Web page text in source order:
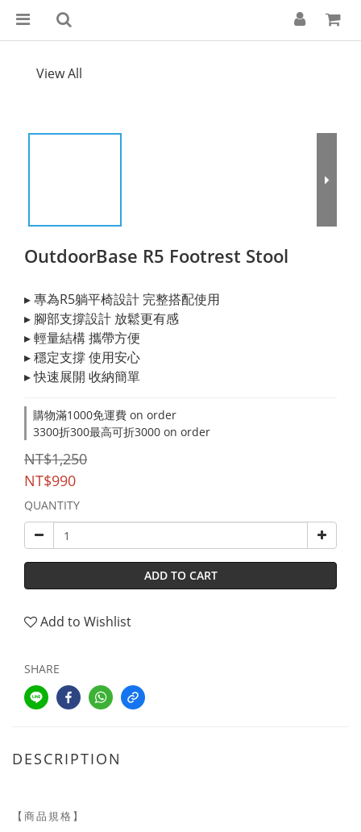
View All
OutdoorBase R5 Footrest Stool
▸ 專為R5躺平椅設計 完整搭配使用
▸ 腳部支撐設計 放鬆更有感
▸ 輕量結構 攜帶方便
▸ 穩定支撐 使用安心
▸ 快速展開 收納簡單
購物滿1000免運費 on order
3300折300最高可折3000 on order
NT$1,250
NT$990
QUANTITY
ADD TO CART
Add to Wishlist
SHARE
DESCRIPTION
【商品規格】